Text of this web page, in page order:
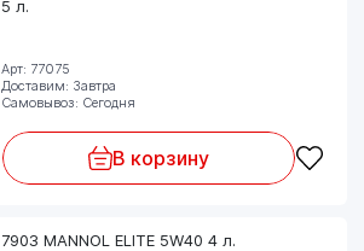
5 л.
Арт: 77075
Доставим: Завтра
Самовывоз: Сегодня
В корзину
7903 MANNOL ELITE 5W40 4 л.